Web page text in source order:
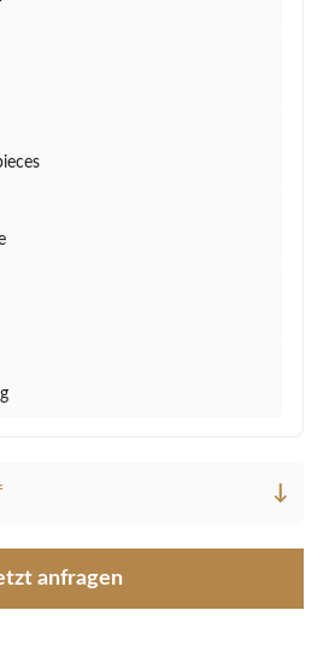
↓
anfragen